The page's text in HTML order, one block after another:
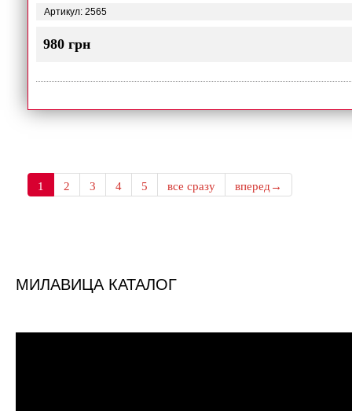
Артикул: 2565
980 грн
1 2 3 4 5 все сразу вперед→
МИЛАВИЦА КАТАЛОГ